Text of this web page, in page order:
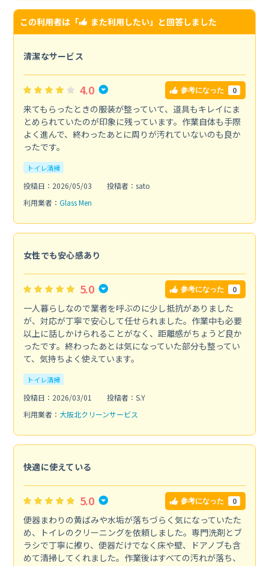
この利用者は「 また利用したい」と回答しました
清潔なサービス
4.0 参考になった 0
来てもらったときの服装が整っていて、道具もキレイにま
とめられていたのが印象に残っています。作業自体も手際
よく進んで、終わったあとに周りが汚れていないのも良か
ったです。
トイレ清掃
投稿日：2026/05/03
投稿者：sato
利用業者： Glass Men
女性でも安心感あり
5.0 参考になった 0
一人暮らしなので業者を呼ぶのに少し抵抗がありました
が、対応が丁寧で安心して任せられました。作業中も必要
以上に話しかけられることがなく、距離感がちょうど良か
ったです。終わったあとは気になっていた部分も整ってい
て、気持ちよく使えています。
トイレ清掃
投稿日：2026/03/01
投稿者：S.Y
利用業者： 大阪北クリーンサービス
快適に使えている
5.0 参考になった 0
便器まわりの黄ばみや水垢が落ちづらく気になっていたた
め、トイレのクリーニングを依頼しました。専門洗剤とブ
ラシで丁寧に擦り、便器だけでなく床や壁、ドアノブも含
めて清掃してくれました。作業後はすべての汚れが落ち、